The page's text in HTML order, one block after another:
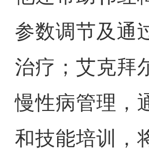
参数调节及通
治疗；艾克拜
慢性病管理，
和技能培训，